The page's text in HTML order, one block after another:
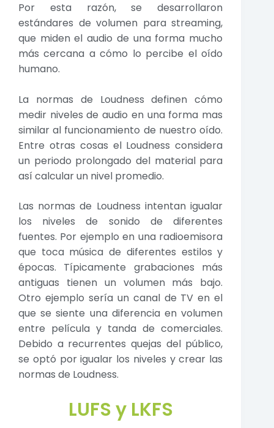
Por esta razón, se desarrollaron
estándares de volumen para streaming,
que miden el audio de una forma mucho
más cercana a cómo lo percibe el oído
humano.
La normas de Loudness definen cómo
medir niveles de audio en una forma mas
similar al funcionamiento de nuestro oído.
Entre otras cosas el Loudness considera
un periodo prolongado del material para
así calcular un nivel promedio.
Las normas de Loudness intentan igualar
los niveles de sonido de diferentes
fuentes. Por ejemplo en una radioemisora
que toca música de diferentes estilos y
épocas. Típicamente grabaciones más
antiguas tienen un volumen más bajo.
Otro ejemplo sería un canal de TV en el
que se siente una diferencia en volumen
entre película y tanda de comerciales.
Debido a recurrentes quejas del público,
se optó por igualar los niveles y crear las
normas de Loudness.
LUFS y LKFS